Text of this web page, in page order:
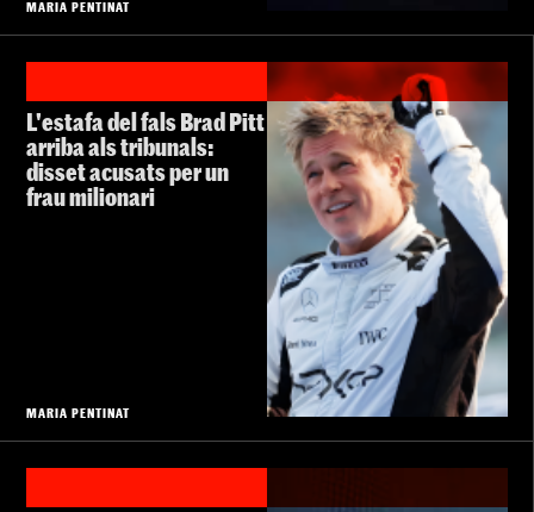
MARIA PENTINAT
L'estafa del fals Brad Pitt
arriba als tribunals:
disset acusats per un
frau milionari
MARIA PENTINAT